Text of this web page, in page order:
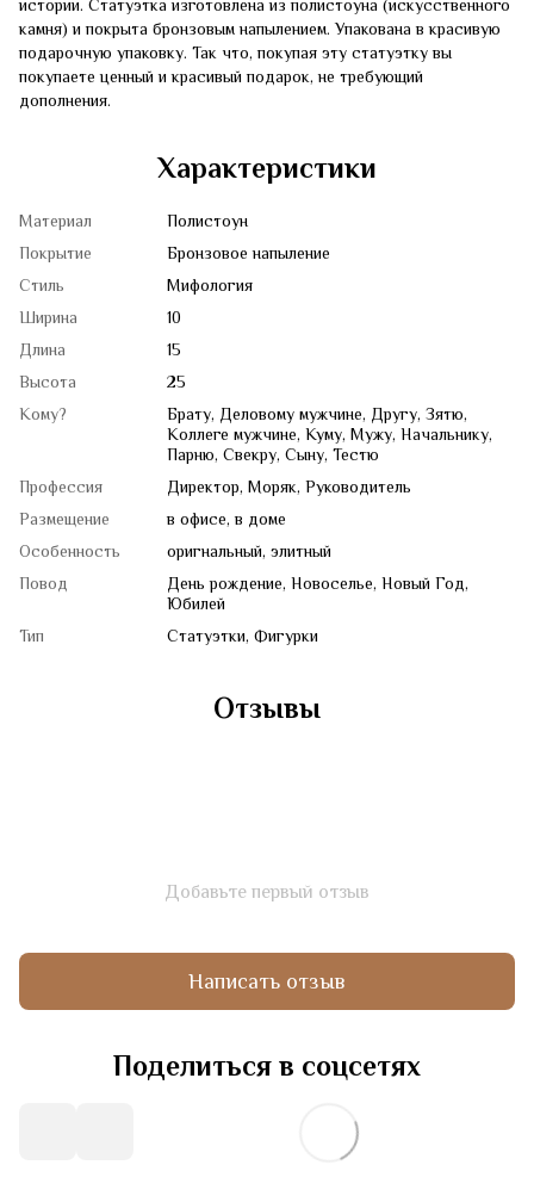
истории. Статуэтка изготовлена из полистоуна (искусственного
камня) и покрыта бронзовым напылением. Упакована в красивую
подарочную упаковку. Так что, покупая эту статуэтку вы
покупаете ценный и красивый подарок, не требующий
дополнения.
Характеристики
Материал
Полистоун
Покрытие
Бронзовое напыление
Стиль
Мифология
Ширина
10
Длина
15
Высота
25
Кому?
Брату, Деловому мужчине, Другу, Зятю,
Коллеге мужчине, Куму, Мужу, Начальнику,
Парню, Свекру, Сыну, Тестю
Профессия
Директор, Моряк, Руководитель
Размещение
в офисе, в доме
Особенность
оригнальный, элитный
Повод
День рождение, Новоселье, Новый Год,
Юбилей
Тип
Статуэтки, Фигурки
Отзывы
Добавьте первый отзыв
Написать отзыв
Поделиться в соцсетях